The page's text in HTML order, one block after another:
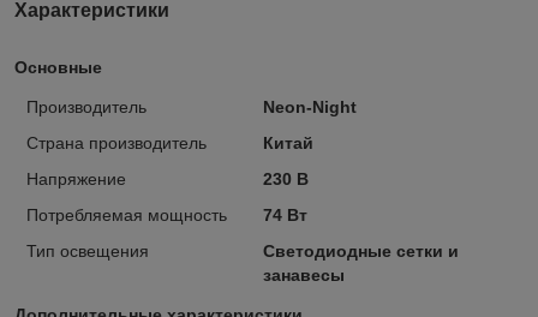
Характеристики
Основные
Производитель
Neon-Night
Страна производитель
Китай
Напряжение
230 В
Потребляемая мощность
74 Вт
Тип освещения
Светодиодные сетки и
занавесы